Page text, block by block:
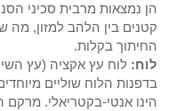
הן נמצאות מרבית סכיני
קטנים בין הלהב למזון, מה
החיתוך בקלות.
לוח:
בדפנות הלוח שוליים
הינו אנטי-בקטריאלי.